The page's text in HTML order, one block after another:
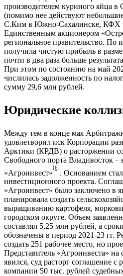
производителем куриного яйца в
(помимо нее действуют
С.Ким в Южно-Сахалинске, КФХ
Единственным акционером
региональное правительство. По
получила чистую прибыль в
почти в два раза больше
При этом по состоянию на май
числилась задолженность по
сумму 29,6 млн рублей.
Юридические
Между тем в конце мая
удовлетворил иск Корпорации
Арктики (КРДВ) о расторжении
Свободного порта Владивосток
«Агроинвест»
[6]
. Основанием
инвестиционного проекта.
«Агроинвест» было заключено в
планировала создать
выращиванию картофеля,
городском округе. Объем
составлял 5,25 млн рублей, а
обозначены в период 2021-23 гг.
создать 251 рабочее место, но
Представитель «Агроинвеста» на
явился, суд расторг соглашение
компании 50 тыс. рублей